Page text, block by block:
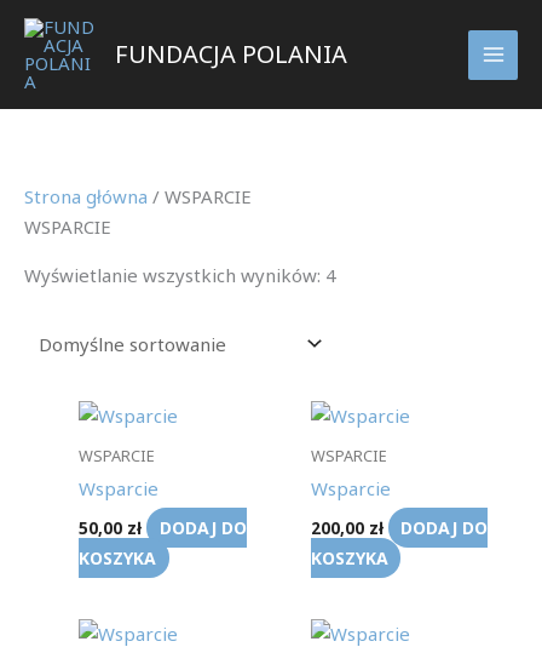
Przejdź
treści
FUNDACJA POLANIA
Strona główna / WSPARCIE
WSPARCIE
Wyświetlanie wszystkich wyników: 4
WSPARCIE
Wsparcie
50,00 zł
DODAJ DO
KOSZYKA
WSPARCIE
Wsparcie
200,00 zł
DODAJ DO
KOSZYKA